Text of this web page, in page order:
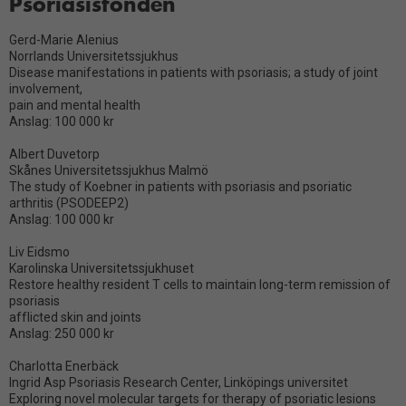
Gerd-Marie Alenius
Norrlands Universitetssjukhus
Disease manifestations in patients with psoriasis; a study of joint
involvement,
pain and mental health
Anslag: 100 000 kr
Albert Duvetorp
Skånes Universitetssjukhus Malmö
The study of Koebner in patients with psoriasis and psoriatic
arthritis (PSODEEP2)
Anslag: 100 000 kr
Liv Eidsmo
Karolinska Universitetssjukhuset
Restore healthy resident T cells to maintain long-term remission of
psoriasis
afflicted skin and joints
Anslag: 250 000 kr
Charlotta Enerbäck
Ingrid Asp Psoriasis Research Center, Linköpings universitet
Exploring novel molecular targets for therapy of psoriatic lesions